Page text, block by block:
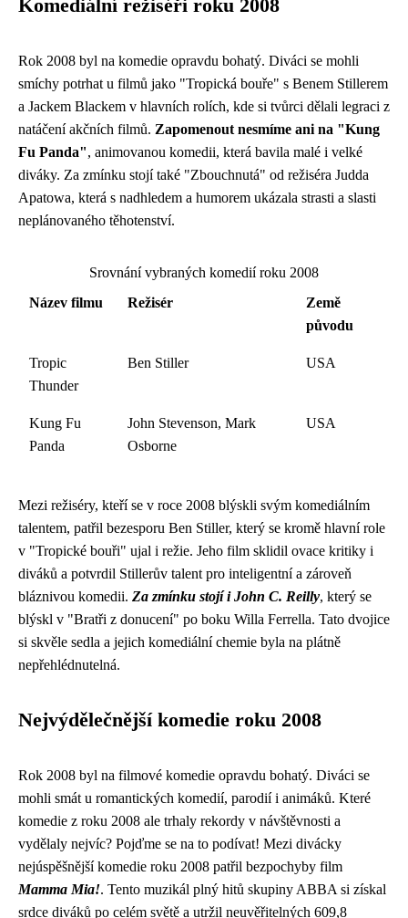
Komediální režiséři roku 2008
Rok 2008 byl na komedie opravdu bohatý. Diváci se mohli
smíchy potrhat u filmů jako "Tropická bouře" s Benem Stillerem
a Jackem Blackem v hlavních rolích, kde si tvůrci dělali legraci z
natáčení akčních filmů. Zapomenout nesmíme ani na "Kung
Fu Panda", animovanou komedii, která bavila malé i velké
diváky. Za zmínku stojí také "Zbouchnutá" od režiséra Judda
Apatowa, která s nadhledem a humorem ukázala strasti a slasti
neplánovaného těhotenství.
Srovnání vybraných komedií roku 2008
Název filmu
Režisér
Země
původu
Tropic
Thunder
Ben Stiller USA
Kung Fu
Panda
John Stevenson, Mark
Osborne
USA
Mezi režiséry, kteří se v roce 2008 blýskli svým komediálním
talentem, patřil bezesporu Ben Stiller, který se kromě hlavní role
v "Tropické bouři" ujal i režie. Jeho film sklidil ovace kritiky i
diváků a potvrdil Stillerův talent pro inteligentní a zároveň
bláznivou komedii. Za zmínku stojí i John C. Reilly, který se
blýskl v "Bratři z donucení" po boku Willa Ferrella. Tato dvojice
si skvěle sedla a jejich komediální chemie byla na plátně
nepřehlédnutelná.
Nejvýdělečnější komedie roku 2008
Rok 2008 byl na filmové komedie opravdu bohatý. Diváci se
mohli smát u romantických komedií, parodií i animáků. Které
komedie z roku 2008 ale trhaly rekordy v návštěvnosti a
vydělaly nejvíc? Pojďme se na to podívat! Mezi divácky
nejúspěšnější komedie roku 2008 patřil bezpochyby film
Mamma Mia!. Tento muzikál plný hitů skupiny ABBA si získal
srdce diváků po celém světě a utržil neuvěřitelných 609,8